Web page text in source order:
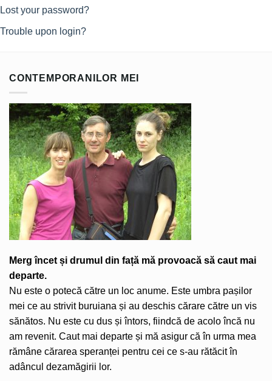
Lost your password?
Trouble upon login?
CONTEMPORANILOR MEI
Merg încet și drumul din față mă provoacă să caut mai
departe.
Nu este o potecă către un loc anume. Este umbra pașilor
mei ce au strivit buruiana și au deschis cărare către un vis
sănătos. Nu este cu dus și întors, fiindcă de acolo încă nu
am revenit. Caut mai departe și mă asigur că în urma mea
rămâne cărarea speranței pentru cei ce s-au rătăcit în
adâncul dezamăgirii lor.